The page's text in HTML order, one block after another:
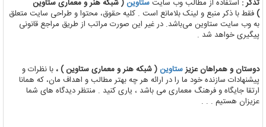
تذکر : استفاده از مطالب وب سایتستاوین( شبکه هنر و معماری ستاوین
)فقط با ذکر منبع و لینک بلامانع است . کلیه حقوق، محتوا و طراحی سایت متعلق
به وب سایت ستاوین می‌باشد. در غیر این صورت مراتب از طریق مراجع قانونی
پیگیری خواهد شد .
دوستان و همراهان عزیزستاوین( شبکه هنر و معماری ستاوین ) ، با نظرات و
پیشنهادات سازنده خود ما را در ارائه هر چه بهتر مطالب و اهداف مان، که همانا
ارتقا جایگاه و فرهنگ معماری می باشد ، یاری کنید . منتظر دیدگاه های شما
عزیزان هستیم . . .